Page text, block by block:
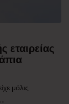
εταιρείας
μόλις